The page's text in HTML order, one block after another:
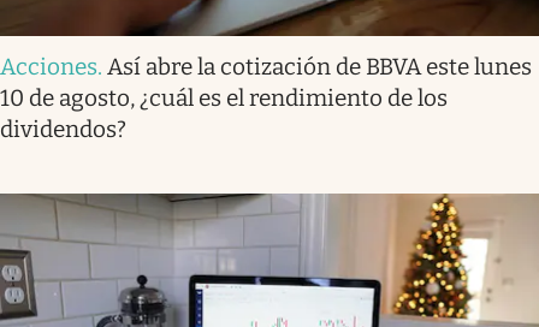
Acciones. Así abre la cotización de BBVA este lunes
10 de agosto, ¿cuál es el rendimiento de los
dividendos?